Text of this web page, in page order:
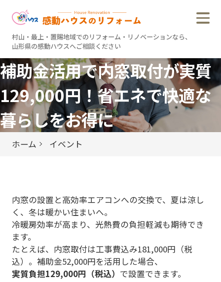
村山・最上・置賜地域でのリフォーム・リノベーションなら、
山形県の感動ハウスへご相談ください
村山・最上・置賜地域でのリフォーム・リノベーションなら、
山形県の感動ハウスへご相談ください
感動ハウスのこだわり
すべての施工事例
リノベーション事例
リフォーム事例
お客様の声
イベント情報
お知らせ
補助金活用で内窓取付が実質
129,000円！省エネで快適な
暮らしをお得に
ホーム イベント
内窓の設置と高効率エアコンへの交換で、夏は涼し
く、冬は暖かい住まいへ。
冷暖房効率が高まり、光熱費の負担軽減も期待でき
ます。
たとえば、内窓取付は工事費込み181,000円（税
込）。補助金52,000円を活用した場合、
実質負担129,000円（税込） で設置できます。